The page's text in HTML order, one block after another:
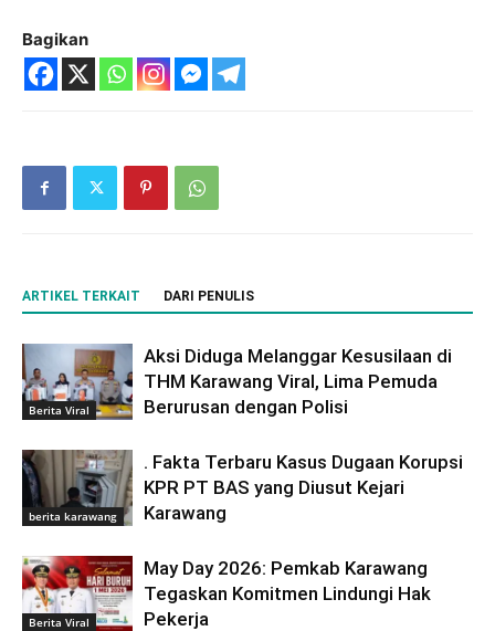
Bagikan
ARTIKEL TERKAIT DARI PENULIS
Berita Viral
Aksi Diduga Melanggar Kesusilaan di
THM Karawang Viral, Lima Pemuda
Berurusan dengan Polisi
berita karawang
. Fakta Terbaru Kasus Dugaan Korupsi
KPR PT BAS yang Diusut Kejari
Karawang
Berita Viral
May Day 2026: Pemkab Karawang
Tegaskan Komitmen Lindungi Hak
Pekerja